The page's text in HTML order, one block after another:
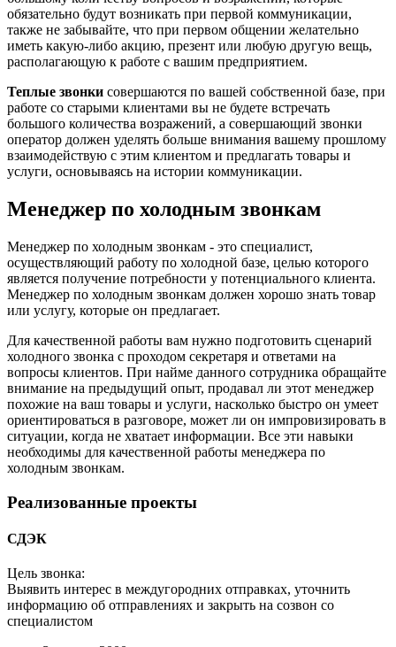
обязательно будут возникать при первой коммуникации,
также не забывайте, что при первом общении желательно
иметь какую-либо акцию, презент или любую другую вещь,
располагающую к работе с вашим предприятием.
Теплые звонки совершаются по вашей собственной базе, при
работе со старыми клиентами вы не будете встречать
большого количества возражений, а совершающий звонки
оператор должен уделять больше внимания вашему прошлому
взаимодействую с этим клиентом и предлагать товары и
услуги, основываясь на истории коммуникации.
Менеджер по холодным звонкам
Менеджер по холодным звонкам - это специалист,
осуществляющий работу по холодной базе, целью которого
является получение потребности у потенциального клиента.
Менеджер по холодным звонкам должен хорошо знать товар
или услугу, которые он предлагает.
Для качественной работы вам нужно подготовить сценарий
холодного звонка с проходом секретаря и ответами на
вопросы клиентов. При найме данного сотрудника обращайте
внимание на предыдущий опыт, продавал ли этот менеджер
похожие на ваш товары и услуги, насколько быстро он умеет
ориентироваться в разговоре, может ли он импровизировать в
ситуации, когда не хватает информации. Все эти навыки
необходимы для качественной работы менеджера по
холодным звонкам.
Реализованные проекты
СДЭК
Цель звонка:
Выявить интерес в междугородних отправках, уточнить
информацию об отправлениях и закрыть на созвон со
специалистом